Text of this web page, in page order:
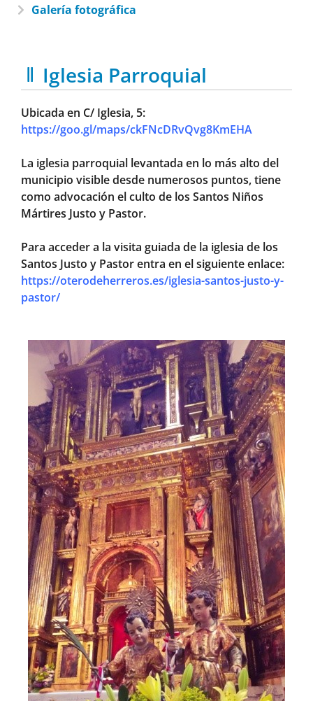
Galería fotográfica
Iglesia Parroquial
Ubicada en C/ Iglesia, 5:
https://goo.gl/maps/ckFNcDRvQvg8KmEHA
La iglesia parroquial levantada en lo más alto del
municipio visible desde numerosos puntos, tiene
como advocación el culto de los Santos Niños
Mártires Justo y Pastor.
Para acceder a la visita guiada de la iglesia de los
Santos Justo y Pastor entra en el siguiente enlace:
https://oterodeherreros.es/iglesia-santos-justo-y-
pastor/